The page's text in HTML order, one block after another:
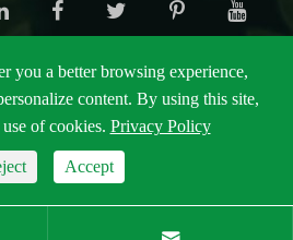
Biotechnology Co., Ltd.Tous
de confidentialité
you a better browsing experience,
content. By using this site,
of cookies. Privacy Policy
Accept